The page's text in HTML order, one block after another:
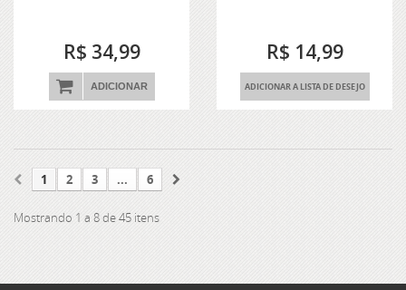
R$ 34,99
ADICIONAR
R$ 14,99
ADICIONAR A LISTA DE DESEJO
1 2 3 ... 6
Mostrando 1 a 8 de 45 itens